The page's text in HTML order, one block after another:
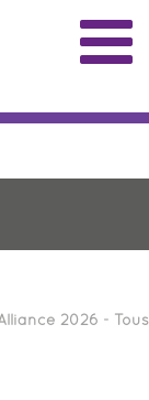
2026 - Tous